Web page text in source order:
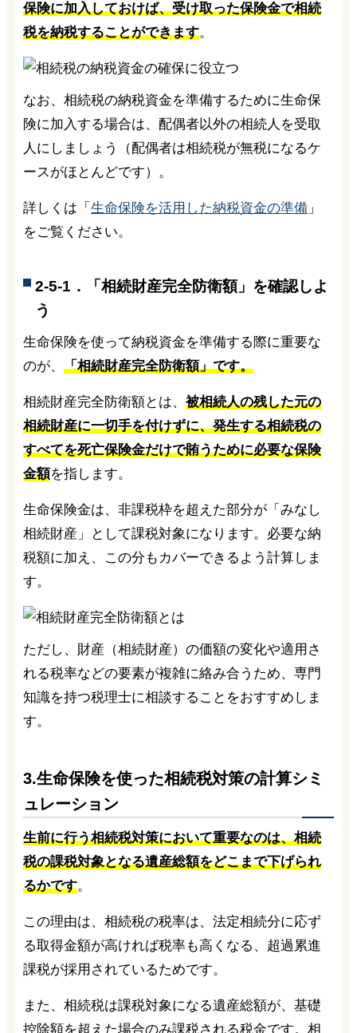
保険に加入しておけば、受け取った保険金で相続
税を納税することができます。
なお、相続税の納税資金を準備するために生命保
険に加入する場合は、配偶者以外の相続人を受取
人にしましょう（配偶者は相続税が無税になるケ
ースがほとんどです）。
詳しくは「 生命保険を活用した納税資金の準備」
をご覧ください。
2-5-1．「相続財産完全防衛額」を確認しよ
う
生命保険を使って納税資金を準備する際に重要な
のが、 「相続財産完全防衛額」です。
相続財産完全防衛額とは、 被相続人の残した元の
相続財産に一切手を付けずに、発生する相続税の
すべてを死亡保険金だけで賄うために必要な保険
金額を指します。
生命保険金は、非課税枠を超えた部分が「みなし
相続財産」として課税対象になります。必要な納
税額に加え、この分もカバーできるよう計算しま
す。
ただし、財産（相続財産）の価額の変化や適用さ
れる税率などの要素が複雑に絡み合うため、専門
知識を持つ税理士に相談することをおすすめしま
す。
3.生命保険を使った相続税対策の計算シミ
ュレーション
生前に行う相続税対策において重要なのは、相続
税の課税対象となる遺産総額をどこまで下げられ
るかです。
この理由は、相続税の税率は、法定相続分に応ず
る取得金額が高ければ税率も高くなる、超過累進
課税が採用されているためです。
また、相続税は課税対象になる遺産総額が、基礎
控除額を超えた場合のみ課税される税金です。相